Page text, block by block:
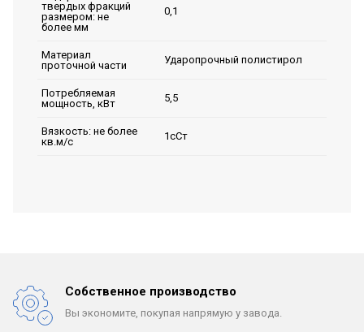
твердых фракций
размером: не
более мм
0,1
Материал
проточной части
Ударопрочный полистирол
Потребляемая
мощность, кВт
5,5
Вязкость: не более
кв.м/с
1сСт
Собственное производство
Вы экономите, покупая напрямую у завода.